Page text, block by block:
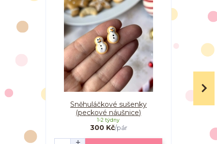
Sněhuláčkové sušenky
(peckové náušnice)
300 Kč/pár
1-2 týdny